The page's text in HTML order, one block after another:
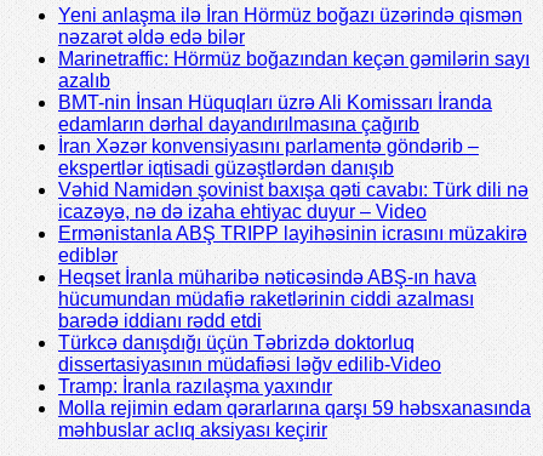
Yeni anlaşma ilə İran Hörmüz boğazı üzərində qismən
nəzarət əldə edə bilər
Marinetraffic: Hörmüz boğazından keçən gəmilərin sayı
azalıb
BMT-nin İnsan Hüquqları üzrə Ali Komissarı İranda
edamların dərhal dayandırılmasına çağırıb
İran Xəzər konvensiyasını parlamentə göndərib –
ekspertlər iqtisadi güzəştlərdən danışıb
Vəhid Namidən şovinist baxışa qəti cavabı: Türk dili nə
icazəyə, nə də izaha ehtiyac duyur – Video
Ermənistanla ABŞ TRIPP layihəsinin icrasını müzakirə
ediblər
Heqset İranla müharibə nəticəsində ABŞ-ın hava
hücumundan müdafiə raketlərinin ciddi azalması
barədə iddianı rədd etdi
Türkcə danışdığı üçün Təbrizdə doktorluq
dissertasiyasının müdafiəsi ləğv edilib-Video
Tramp: İranla razılaşma yaxındır
Molla rejimin edam qərarlarına qarşı 59 həbsxanasında
məhbuslar aclıq aksiyası keçirir